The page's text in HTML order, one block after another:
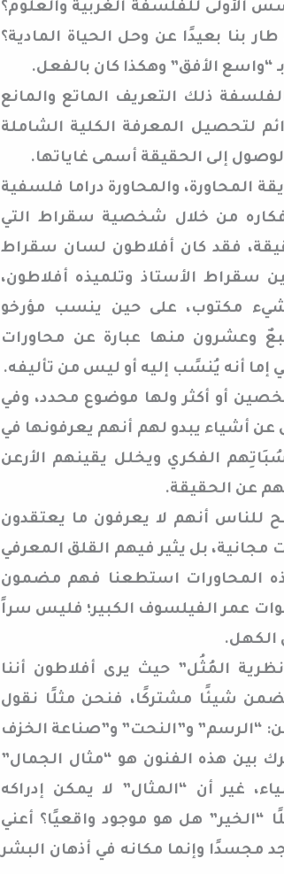
الأولى للفلسفة الغربية والعلوم؟
بنا بعيدًا عن وحل الحياة المادية؟
“واسع الأفق” وهكذا كان بالفعل.
ذلك التعريف الماتع والمانع
لتحصيل المعرفة الكلية الشاملة
إلى الحقيقة أسمى غاياتها.
المحاورة، والمحاورة دراما فلسفية
من خلال شخصية سقراط التي
فقد كان أفلاطون لسان سقراط
سقراط الأستاذ وتلميذه أفلاطون،
مكتوب، على حين ينسب مؤرخو
وعشرون منها عبارة عن محاورات
إما أنه يُنسًب إليه أو ليس من تأليفه.
أو أكثر ولها موضوع محدد، وفي
أشياء يبدو لهم أنهم يعرفونها في
الفكري ويخلل يقينهم الأرعن
عن الحقيقة.
للناس أنهم لا يعرفون ما يعتقدون
مجانية، بل يثير فيهم القلق المعرفي
المحاورات استطعنا فهم مضمون
عمر الفيلسوف الكبير؛ فليس سراً
الكهل.
المُثُل” حيث يرى أفلاطون أننا
شيئًا مشتركًا، فنحن مثلًا نقول
“الرسم” و”النحت” و”صناعة الخزف
بين هذه الفنون هو “مثال الجمال”
غير أن “المثال” لا يمكن إدراكه
“الخير” هل هو موجود واقعيًا؟ أعني
مجسدًا وإنما مكانه في أذهان البشر